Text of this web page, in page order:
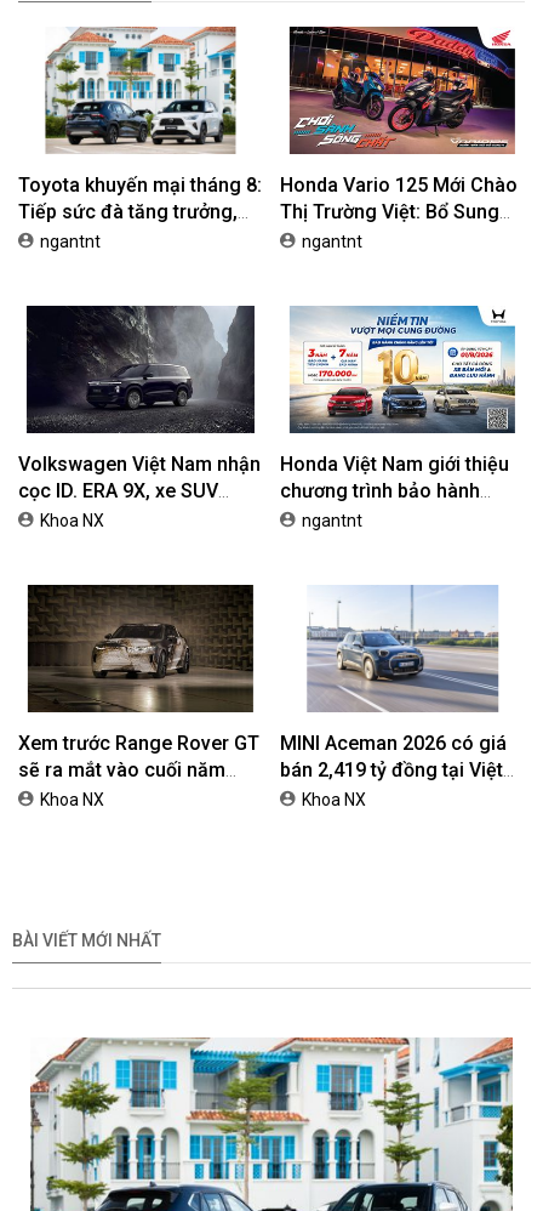
Toyota khuyến mại tháng 8:
Tiếp sức đà tăng trưởng,
tối ưu chi phí mua xe
ngantnt
Honda Vario 125 Mới Chào
Thị Trường Việt: Bổ Sung
Phiên Bản Street, Giá Từ
ngantnt
Volkswagen Việt Nam nhận
cọc ID. ERA 9X, xe SUV
EREV dự kiến giá dưới 3 tỷ
Khoa NX
Honda Việt Nam giới thiệu
chương trình bảo hành
chính hãng lên tới 10 năm
ngantnt
Xem trước Range Rover GT
sẽ ra mắt vào cuối năm
2026Khoa NX
MINI Aceman 2026 có giá
bán 2,419 tỷ đồng tại Việt
NamKhoa NX
BÀI VIẾT MỚI NHẤT